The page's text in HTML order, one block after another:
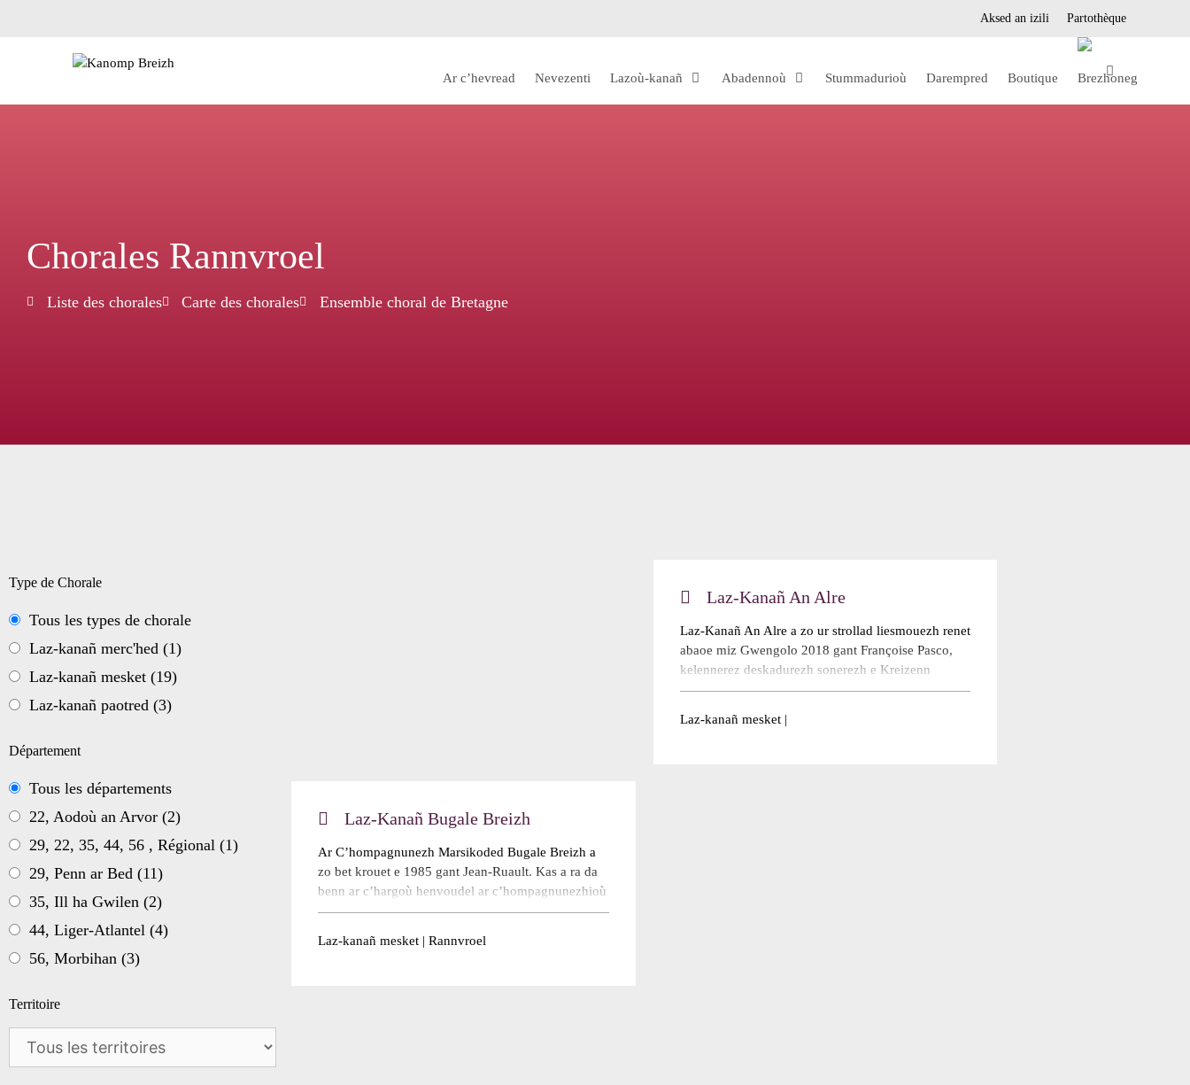
Aksed an izili Partothèque
Ar c’hevread Nevezenti Lazoù-kanañ Abadennoù Stummadurioù Darempred Boutique
Chorales Rannvroel
Liste des chorales Carte des chorales Ensemble choral de Bretagne
Type de Chorale
Tous les types de chorale
Laz-kanañ merc'hed (1)
Laz-kanañ mesket (19)
Laz-kanañ paotred (3)
Département
Tous les départements
22, Aodoù an Arvor (2)
29, 22, 35, 44, 56 , Régional (1)
29, Penn ar Bed (11)
35, Ill ha Gwilen (2)
44, Liger-Atlantel (4)
56, Morbihan (3)
Territoire
Laz-Kanañ Bugale Breizh
Ar C’hompagnunezh Marsikoded Bugale Breizh a
zo bet krouet e 1985 gant Jean-Ruault. Kas a ra da
benn ar c’hargoù henvoudel ar c’hompagnunezhioù
european, da lâret eo : kanañ ha lidañ ar braventez,
d’en em zesevel a-fed kevredigezh, a-fed den ha dre
Laz-kanañ mesket | Rannvroel
Laz-Kanañ An Alre
Laz-Kanañ An Alre a zo ur strollad liesmouezh renet
abaoe miz Gwengolo 2018 gant Françoise Pasco,
kelennerez deskadurezh sonerezh e Kreizenn
Sonerezh hag Arzoù Sakr Santez-Anna-Wened e
Laz-kanañ mesket |